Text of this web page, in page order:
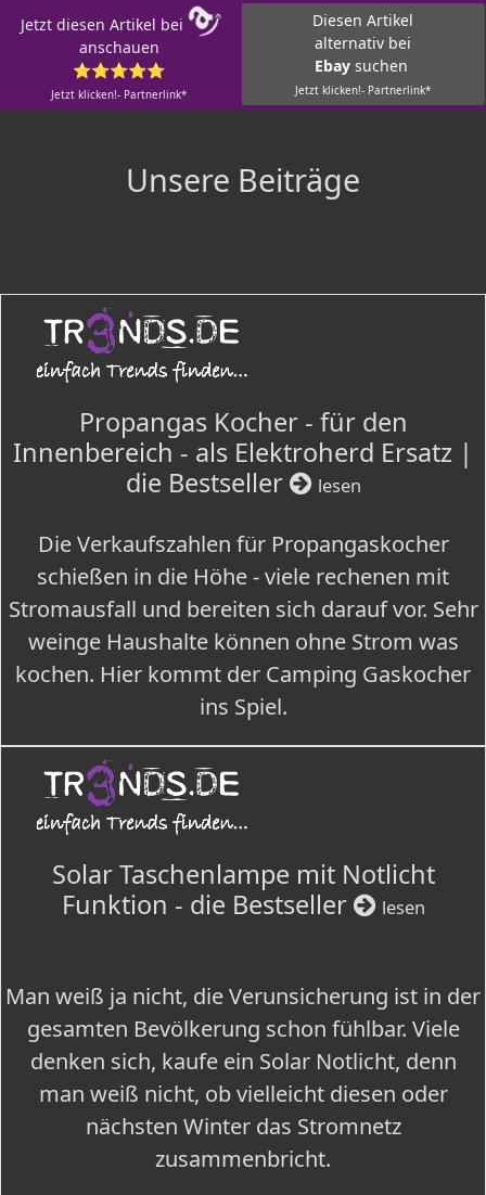
Jetzt diesen Artikel bei
anschauen
⭐⭐⭐⭐⭐
Jetzt klicken!- Partnerlink*
Diesen Artikel
alternativ bei
Ebay suchen
Jetzt klicken!- Partnerlink*
Unsere Beiträge
Propangas Kocher - für den
Innenbereich - als Elektroherd Ersatz |
die Bestseller
lesen
Die Verkaufszahlen für Propangaskocher
schießen in die Höhe - viele rechenen mit
Stromausfall und bereiten sich darauf vor. Sehr
weinge Haushalte können ohne Strom was
kochen. Hier kommt der Camping Gaskocher
ins Spiel.
Solar Taschenlampe mit Notlicht
Funktion - die Bestseller
lesen
Man weiß ja nicht, die Verunsicherung ist in der
gesamten Bevölkerung schon fühlbar. Viele
denken sich, kaufe ein Solar Notlicht, denn
man weiß nicht, ob vielleicht diesen oder
nächsten Winter das Stromnetz
zusammenbricht.